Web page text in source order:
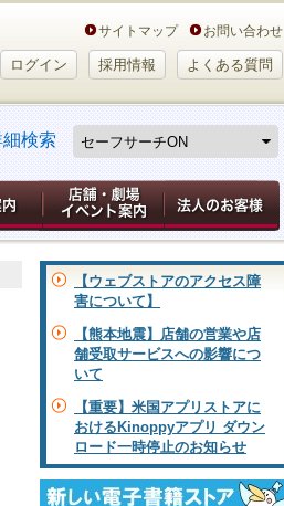
サイトマップ お問い合わせ
ログイン 採用情報 よくある質問
細検索
【ウェブストアのアクセス障
害について】
【熊本地震】店舗の営業や店
舗受取サービスへの影響につ
いて
【重要】米国アプリストアに
おけるKinoppyアプリ ダウン
ロード一時停止のお知らせ